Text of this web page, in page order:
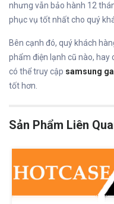
nhưng vẫn bảo hành 12
phục vụ tốt nhất cho quý
Bên cạnh đó, quý khách
phẩm điện lạnh cũ nào, hay
có thể truy cập samsung
tốt hơn.
Sản Phẩm Liên